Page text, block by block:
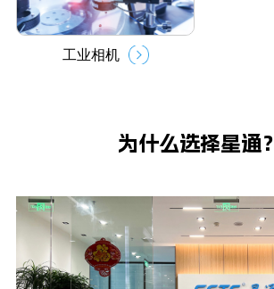
工业相机
为什么选择星通？